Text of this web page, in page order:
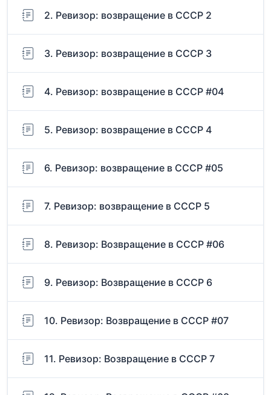
2. Ревизор: возвращение в СССР 2
3. Ревизор: возвращение в СССР 3
4. Ревизор: возвращение в СССР #04
5. Ревизор: возвращение в СССР 4
6. Ревизор: возвращение в СССР #05
7. Ревизор: возвращение в СССР 5
8. Ревизор: Возвращение в СССР #06
9. Ревизор: Возвращение в СССР 6
10. Ревизор: Возвращение в СССР #07
11. Ревизор: Возвращение в СССР 7